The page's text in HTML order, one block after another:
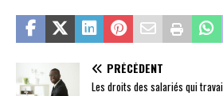
PRÉCÉDENT
Les droits des salariés qui